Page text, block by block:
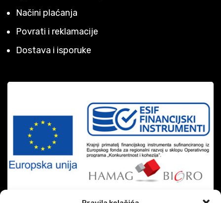
Načini plaćanja
Povrati i reklamacije
Dostava i isporuke